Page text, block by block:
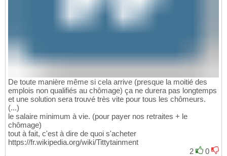
De toute manière même si cela arrive (presque la moitié des
emplois non qualifiés au chômage) ça ne durera pas longtemps
et une solution sera trouvé très vite pour tous les chômeurs.
(...)
le salaire minimum à vie. (pour payer nos retraites + le
chômage)
tout à fait, c'est à dire de quoi s'acheter
https://fr.wikipedia.org/wiki/Tittytainment
2
0